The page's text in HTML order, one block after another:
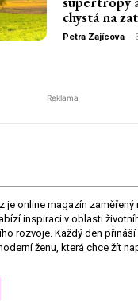
chystá na
Petra Zajícova -
Reklama
je online magazín zaměřený
inspiraci v oblasti
rozvoje. Každý den přináší
ženu, která chce žít